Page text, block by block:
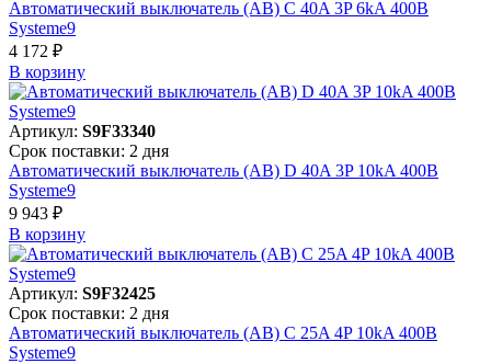
Автоматический выключатель (АВ) C 40A 3P 6kA 400В
Systeme9
4 172 ₽
В корзинy
Артикул: S9F33340
Срок поставки: 2 дня
Автоматический выключатель (АВ) D 40A 3P 10kA 400В
Systeme9
9 943 ₽
В корзинy
Артикул: S9F32425
Срок поставки: 2 дня
Автоматический выключатель (АВ) C 25A 4P 10kA 400В
Systeme9